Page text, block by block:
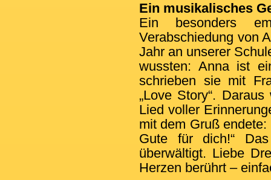
Ein musikalisches
Ein besonders
Verabschiedung von
Jahr an unserer
wussten: Anna ist
schrieben sie mit
„Love Story“.
Lied voller
mit dem Gruß
Gute für dich!“
überwältigt. Liebe
Herzen berührt –